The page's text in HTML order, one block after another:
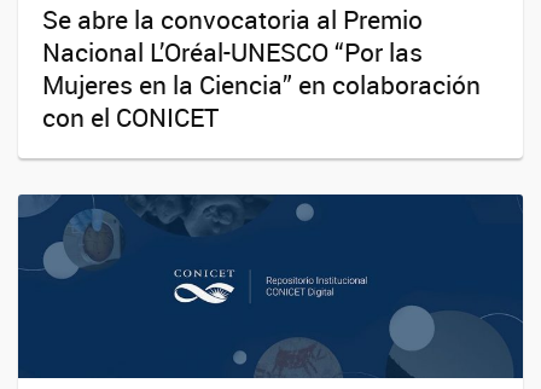
Se abre la convocatoria al Premio
Nacional L’Oréal-UNESCO “Por las
Mujeres en la Ciencia” en colaboración
con el CONICET